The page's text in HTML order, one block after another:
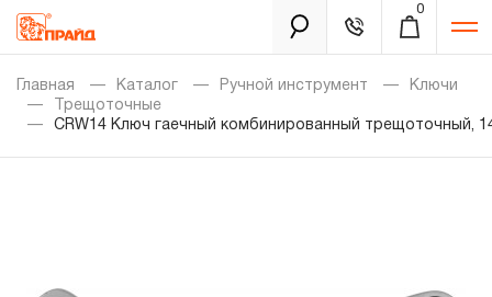
0
Каталог
Золотая лихорадка
Главная Каталог Ручной инструмент
Ключи
Трещоточные
CRW14 Ключ гаечный комбинированный трещоточный,